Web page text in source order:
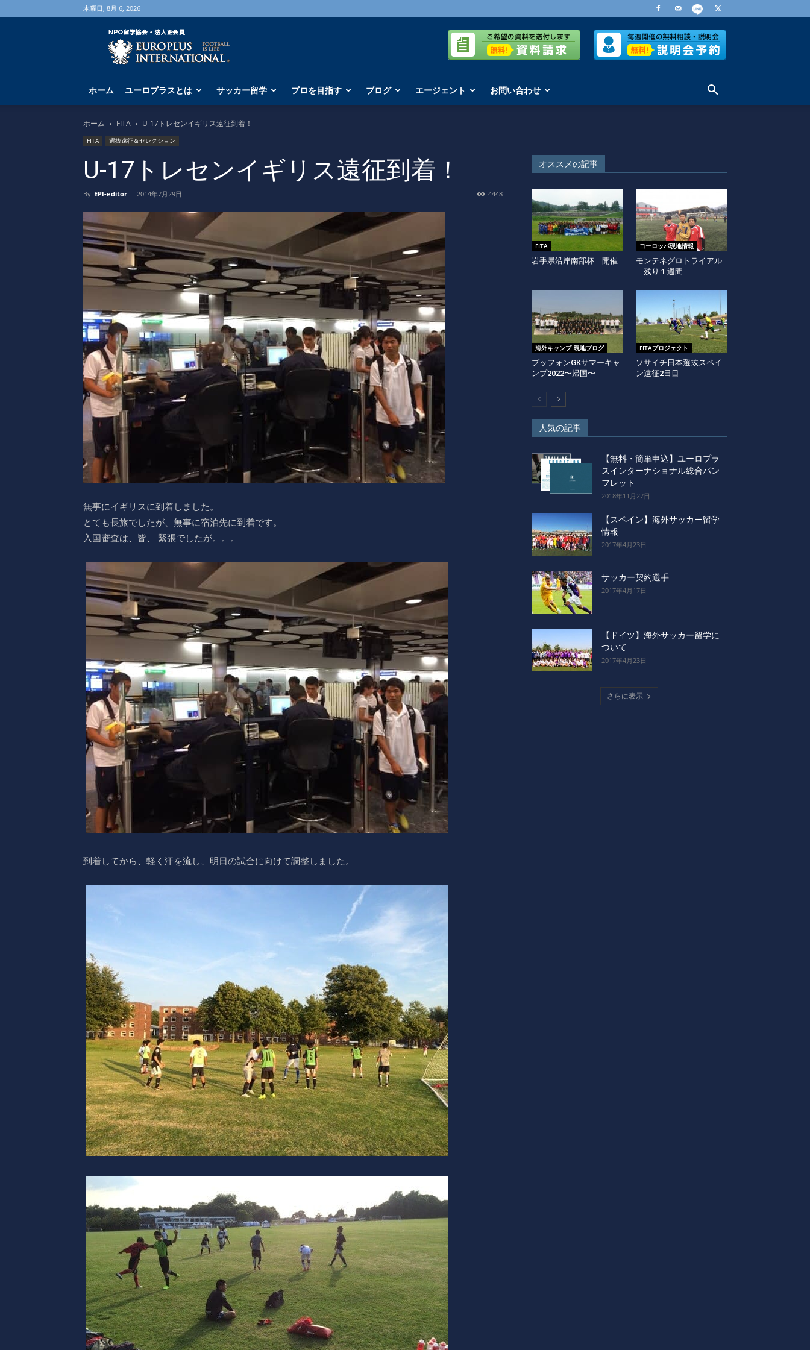
木曜日, 8月 6, 2026
海
外
サ
ー
学
な
ら
ー
プ
ラ
へ
ホーム ユーロプラスとは サッカー留学 プロを目指す ブログ エージェント お問い合わせ
ホーム FITA U-17トレセンイギリス遠征到着！
FITA 選抜遠征＆セレクション
U-17トレセンイギリス遠征到着！
By EPI-editor - 2014年7月29日 4448
無事にイギリスに到着しました。
とても長旅でしたが、無事に宿泊先に到着です。
入国審査は、皆、 緊張でしたが。。。
到着してから、軽く汗を流し、明日の試合に向けて調整しました。
オススメの記事
FITA
岩手県沿岸南部杯 開催
ヨーロッパ現地情報
モンテネグロトライアル
残り１週間
海外キャンプ_現地ブログ
ブッフォンGKサマーキャ
ンプ2022〜帰国〜
FITAプロジェクト
ソサイチ日本選抜スペイ
ン遠征2日目
人気の記事
【無料・簡単申込】ユーロプラ
スインターナショナル総合パン
フレット
2018年11月27日
【スペイン】海外サッカー留学
情報
2017年4月23日
サッカー契約選手
2017年4月17日
【ドイツ】海外サッカー留学に
ついて
2017年4月23日
さらに表示